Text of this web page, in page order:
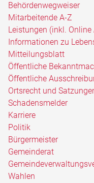
Behördenwegweiser
Mitarbeitende A-Z
Leistungen (inkl. Online
Informationen zu
Mitteilungsblatt
Öffentliche
Öffentliche
Ortsrecht und
Schadensmelder
Karriere
Politik
Bürgermeister
Gemeinderat
Wahlen